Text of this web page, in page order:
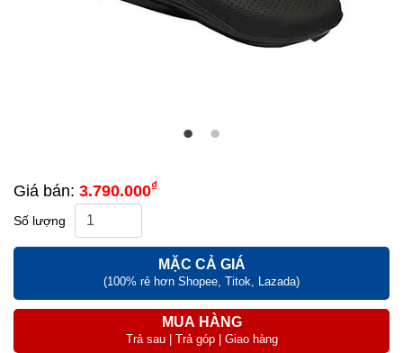
Giá bán: 3.790.000₫
Số lượng
MẶC CẢ GIÁ
(100% rẻ hơn Shopee, Titok, Lazada)
MUA HÀNG
Trả sau | Trả góp | Giao hàng